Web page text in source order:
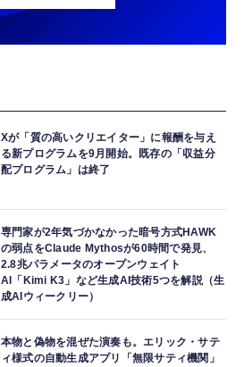
Xが「質の高いクリエイター」に報酬を与え
る新プログラムを9月開始。既存の「収益分
配プログラム」は終了
専門家が2年気づかなかった暗号方式HAWK
の弱点をClaude Mythosが60時間で発見、
2.8兆パラメータのオープンウェイト
AI「Kimi K3」など生成AI技術5つを解説（生
成AIウィークリー）
本物と偽物を混ぜた演奏も。エリック・サテ
ィ様式の自動生成アプリ「無限サティ機関」